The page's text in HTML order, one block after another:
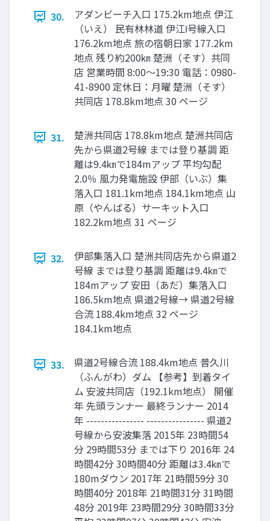
30.
アダンビーチ入口 175.2km地点 伊江
（いえ） ⺠有林林道 伊江Ⅰ号線入口
176.2km地点 旅の宿朝日家 177.2km
地点 残り約200㎞ 楚洲（そす）共同
店 営業時間 8:00〜19:30 電話：0980-
41-8900 定休日：月曜 楚洲（そす）
共同店 178.8km地点 30 ページ
31.
楚洲共同店 178.8km地点 楚洲共同店
先から県道2号線 までは登り基調 距
離は9.4㎞で184mアップ 平均勾配
2.0％ 風力発電施設 伊部（いぶ）集
落入口 181.1km地点 184.1km地点 山
原（やんばる）サーキット入口
182.2km地点 31 ページ
32.
伊部集落入口 楚洲共同店先から県道2
号線 までは登り基調 距離は9.4㎞で
184mアップ 安田（あだ）集落入口
186.5km地点 県道2号線→ 県道2号線
合流 188.4km地点 32 ページ
184.1km地点
33.
県道2号線合流 188.4km地点 普久川
（ふんがわ）ダム 【参考】到着タイ
ム 安波共同店（192.1km地点） 開催
年 先頭ランナー 最終ランナー 2014
年 ---------------- ---------------- 県道2
号線から安波集落 2015年 23時間54
分 29時間53分 までは下り 2016年 24
時間42分 30時間40分 距離は3.4㎞で
180mダウン 2017年 21時間59分 30
時間40分 2018年 21時間31分 31時間
48分 2019年 23時間29分 30時間33分